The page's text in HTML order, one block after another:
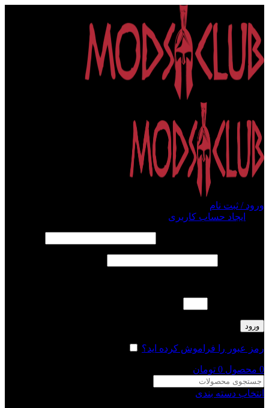
ورود / ثبت نام
ایجاد حساب کاربری
ورود
رمز عبور را فراموش کرده اید؟
0 محصول 0 تومان
انتخاب دسته بندی